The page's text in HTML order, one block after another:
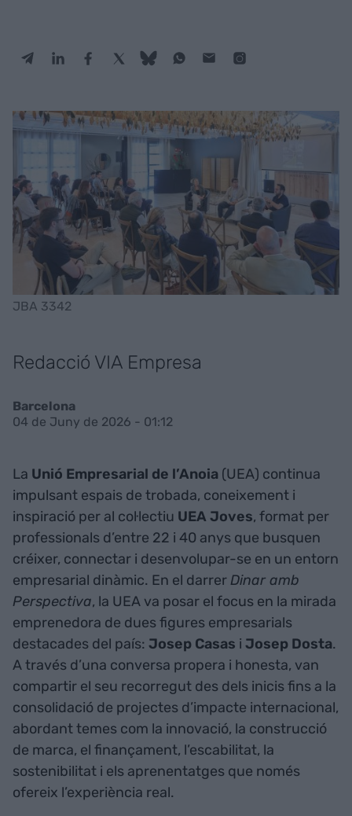
JBA 3342
Redacció VIA Empresa
Barcelona
04 de Juny de 2026 - 01:12
La Unió Empresarial de l’Anoia (UEA) continua
impulsant espais de trobada, coneixement i
inspiració per al col·lectiu UEA Joves, format per
professionals d’entre 22 i 40 anys que busquen
créixer, connectar i desenvolupar-se en un entorn
empresarial dinàmic. En el darrerDinar amb
Perspectiva, la UEA va posar el focus en la mirada
emprenedora de dues figures empresarials
destacades del país: Josep Casas i Josep Dosta.
A través d’una conversa propera i honesta, van
compartir el seu recorregut des dels inicis fins a la
consolidació de projectes d’impacte internacional,
abordant temes com la innovació, la construcció
de marca, el finançament, l’escabilitat, la
sostenibilitat i els aprenentatges que només
ofereix l’experiència real.